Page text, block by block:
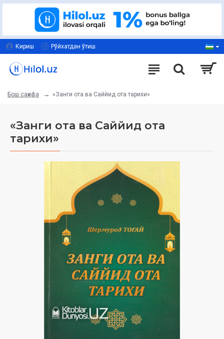
Кириш Рўйхатдан ўтиш
Бош саҳифа «Занги ота ва Саййид ота тарихи»
«Занги ота ва Саййид ота
тарихи»